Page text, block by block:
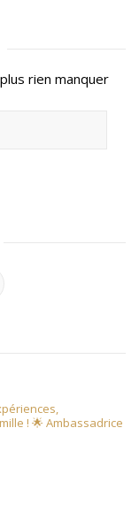
rien manquer
! 🌟 Ambassadrice